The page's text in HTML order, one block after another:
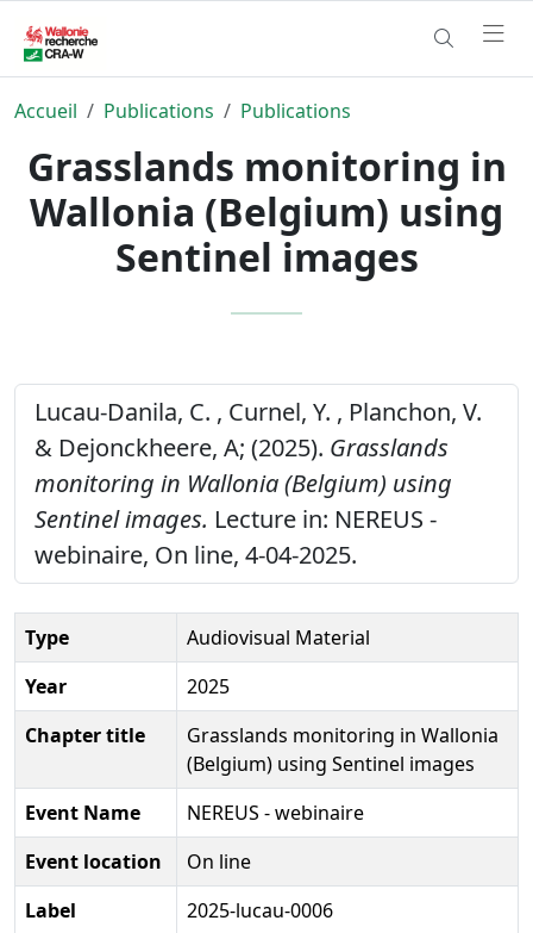
Accueil Publications Publications
Grasslands monitoring in
Wallonia (Belgium) using
Sentinel images
Lucau-Danila, C. , Curnel, Y. , Planchon, V.
& Dejonckheere, A; (2025). Grasslands
monitoring in Wallonia (Belgium) using
Sentinel images. Lecture in: NEREUS -
webinaire, On line, 4-04-2025.
Type
Audiovisual Material
Year
2025
Chapter title
Grasslands monitoring in Wallonia
(Belgium) using Sentinel images
Event Name
NEREUS - webinaire
Event location
On line
Label
2025-lucau-0006